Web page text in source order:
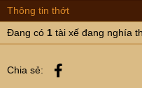
s
Thông tin thớt
Đang có 1 tài xế đang nghía
Chia sẻ: